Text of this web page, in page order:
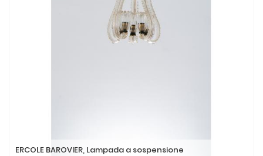
ERCOLE BAROVIER, Lampada a sospensione